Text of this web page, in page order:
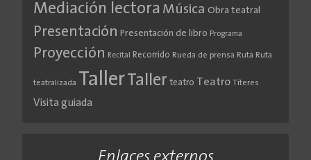
Mediación lectora Música Obra teatral
Presentación Presentación de libro Programa
Proyección Recital Recorrido Rueda de prensa Ruta Ruta
teatralizada Taller Taller teatro Teatro Títeres
Visita guiada